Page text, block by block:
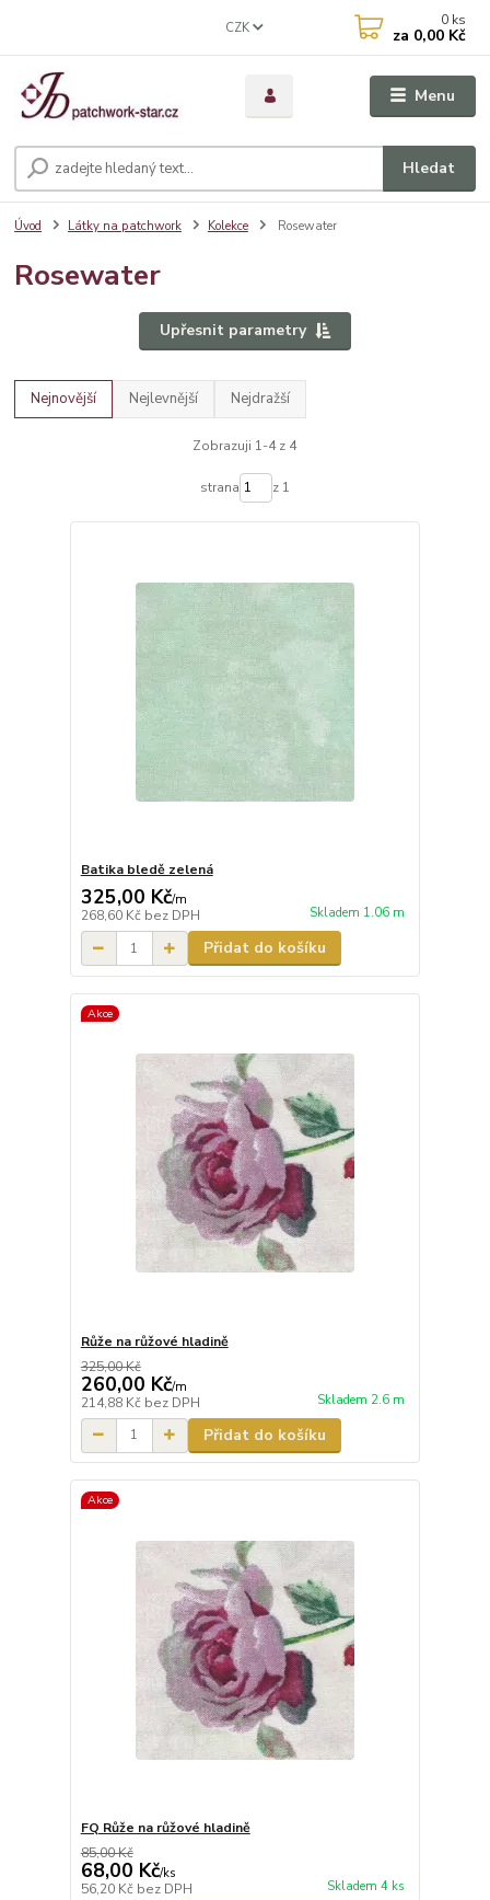
Menu
CZK
Hledat
0 ks
za 0,00 Kč
Úvod Látky na patchwork Kolekce Rosewater
Rosewater
Upřesnit parametry
Nejnovější Nejlevnější Nejdražší
Zobrazuji 1-4 z 4
strana z 1
Batika bledě zelená
325,00 Kč/m
268,60 Kč bez DPH Skladem 1.06 m
Přidat do košíku
Akce
Růže na růžové hladině
325,00 Kč
260,00 Kč/m
214,88 Kč bez DPH Skladem 2.6 m
Přidat do košíku
Akce
FQ Růže na růžové hladině
85,00 Kč
68,00 Kč/ks
56,20 Kč bez DPH Skladem 4 ks